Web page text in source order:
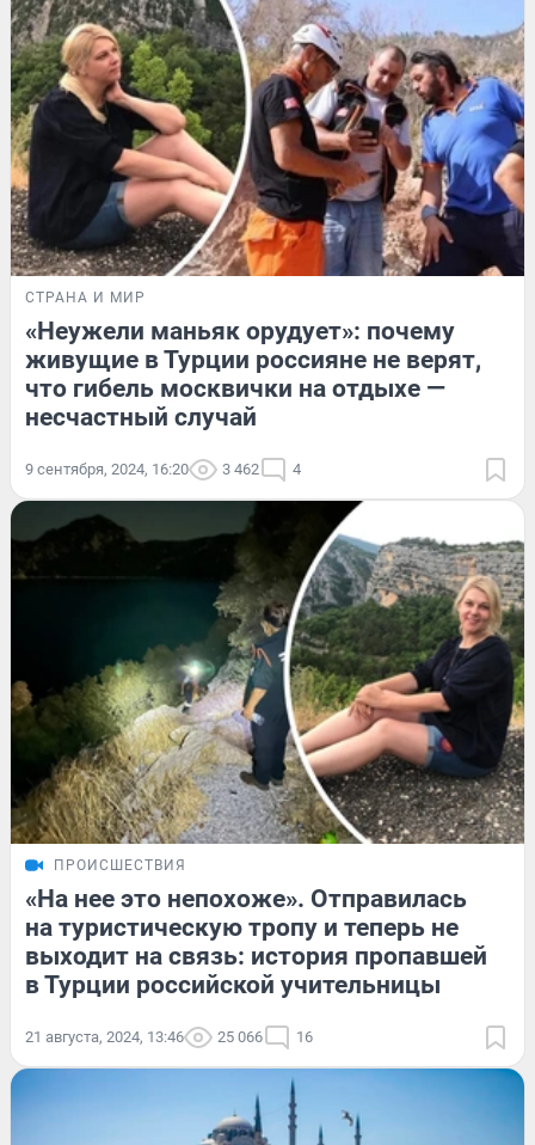
СТРАНА И МИР
«Неужели маньяк орудует»: почему
живущие в Турции россияне не верят,
что гибель москвички на отдыхе —
несчастный случай
9 сентября, 2024, 16:20 3 462 4
ПРОИСШЕСТВИЯ
«На нее это непохоже». Отправилась
на туристическую тропу и теперь не
выходит на связь: история пропавшей
в Турции российской учительницы
21 августа, 2024, 13:46 25 066 16